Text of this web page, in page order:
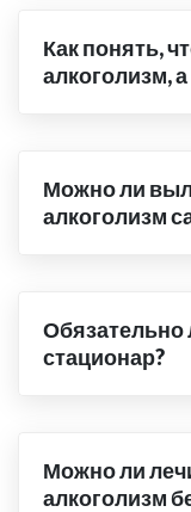
Как понять,
алкоголизм,
Можно ли
алкоголизм
Обязательно
стационар?
Можно ли
алкоголизм